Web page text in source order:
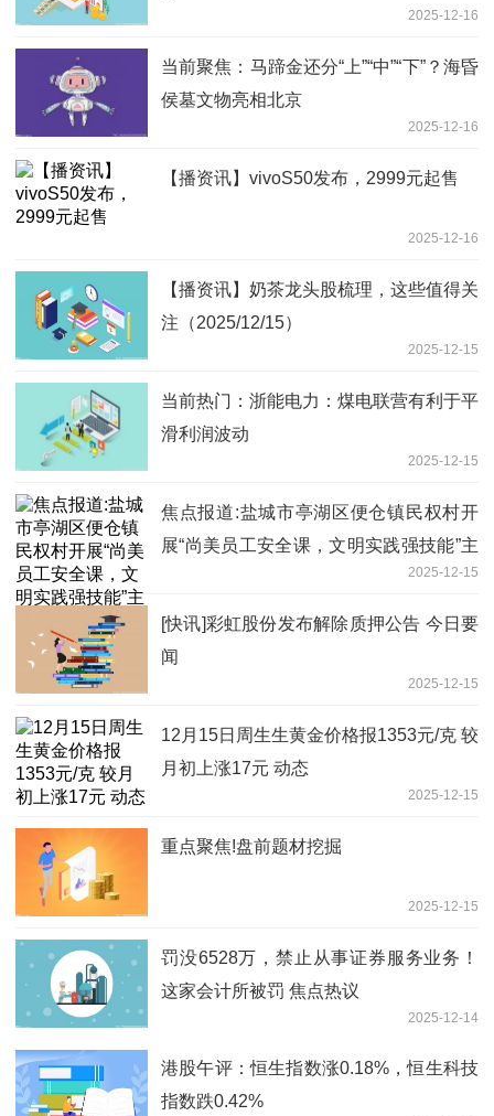
2025-12-16
当前聚焦：马蹄金还分“上”“中”“下”？海昏
侯墓文物亮相北京
2025-12-16
【播资讯】vivoS50发布，2999元起售
2025-12-16
【播资讯】奶茶龙头股梳理，这些值得关
注（2025/12/15）
2025-12-15
当前热门：浙能电力：煤电联营有利于平
滑利润波动
2025-12-15
焦点报道:盐城市亭湖区便仓镇民权村开
展“尚美员工安全课，文明实践强技能”主
2025-12-15
[快讯]彩虹股份发布解除质押公告 今日要
闻
2025-12-15
12月15日周生生黄金价格报1353元/克 较
月初上涨17元 动态
2025-12-15
重点聚焦!盘前题材挖掘
2025-12-15
罚没6528万，禁止从事证券服务业务！
这家会计所被罚 焦点热议
2025-12-14
港股午评：恒生指数涨0.18%，恒生科技
指数跌0.42%